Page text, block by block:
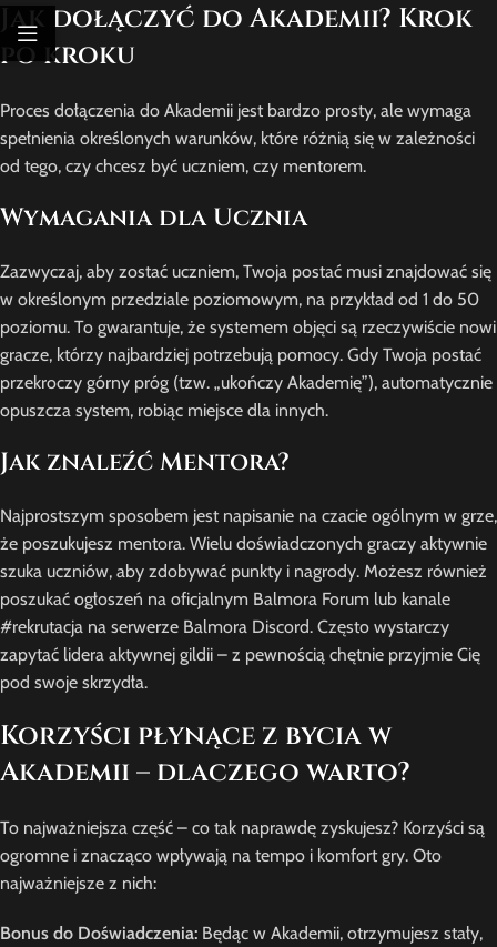
Jak dołączyć do Akademii? Krok
po kroku
Proces dołączenia do Akademii jest bardzo prosty, ale wymaga
spełnienia określonych warunków, które różnią się w zależności
od tego, czy chcesz być uczniem, czy mentorem.
Wymagania dla Ucznia
Zazwyczaj, aby zostać uczniem, Twoja postać musi znajdować się
w określonym przedziale poziomowym, na przykład od 1 do 50
poziomu. To gwarantuje, że systemem objęci są rzeczywiście nowi
gracze, którzy najbardziej potrzebują pomocy. Gdy Twoja postać
przekroczy górny próg (tzw. „ukończy Akademię”), automatycznie
opuszcza system, robiąc miejsce dla innych.
Jak znaleźć Mentora?
Najprostszym sposobem jest napisanie na czacie ogólnym w grze,
że poszukujesz mentora. Wielu doświadczonych graczy aktywnie
szuka uczniów, aby zdobywać punkty i nagrody. Możesz również
poszukać ogłoszeń na oficjalnym Balmora Forum lub kanale
#rekrutacja na serwerze Balmora Discord. Często wystarczy
zapytać lidera aktywnej gildii – z pewnością chętnie przyjmie Cię
pod swoje skrzydła.
Korzyści płynące z bycia w
Akademii – dlaczego warto?
To najważniejsza część – co tak naprawdę zyskujesz? Korzyści są
ogromne i znacząco wpływają na tempo i komfort gry. Oto
najważniejsze z nich:
Bonus do Doświadczenia: Będąc w Akademii, otrzymujesz stały,